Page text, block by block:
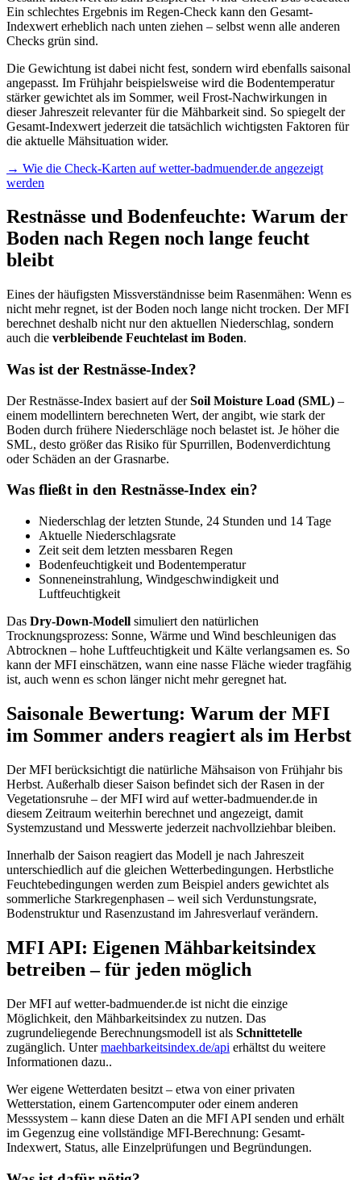
Ein schlechtes Ergebnis im Regen-Check kann den Gesamt-
Indexwert erheblich nach unten ziehen – selbst wenn alle anderen
Checks grün sind.
Die Gewichtung ist dabei nicht fest, sondern wird ebenfalls saisonal
angepasst. Im Frühjahr beispielsweise wird die Bodentemperatur
stärker gewichtet als im Sommer, weil Frost-Nachwirkungen in
dieser Jahreszeit relevanter für die Mähbarkeit sind. So spiegelt der
Gesamt-Indexwert jederzeit die tatsächlich wichtigsten Faktoren für
die aktuelle Mähsituation wider.
→ Wie die Check-Karten auf wetter-badmuender.de angezeigt
werden
Restnässe und Bodenfeuchte: Warum der
Boden nach Regen noch lange feucht
bleibt
Eines der häufigsten Missverständnisse beim Rasenmähen: Wenn es
nicht mehr regnet, ist der Boden noch lange nicht trocken. Der MFI
berechnet deshalb nicht nur den aktuellen Niederschlag, sondern
auch die verbleibende Feuchtelast im Boden.
Was ist der Restnässe-Index?
Der Restnässe-Index basiert auf derSoil Moisture Load (SML) –
einem modellintern berechneten Wert, der angibt, wie stark der
Boden durch frühere Niederschläge noch belastet ist. Je höher die
SML, desto größer das Risiko für Spurrillen, Bodenverdichtung
oder Schäden an der Grasnarbe.
Was fließt in den Restnässe-Index ein?
Niederschlag der letzten Stunde, 24 Stunden und 14 Tage
Aktuelle Niederschlagsrate
Zeit seit dem letzten messbaren Regen
Bodenfeuchtigkeit und Bodentemperatur
Sonneneinstrahlung, Windgeschwindigkeit und
Luftfeuchtigkeit
Das Dry-Down-Modell simuliert den natürlichen
Trocknungsprozess: Sonne, Wärme und Wind beschleunigen das
Abtrocknen – hohe Luftfeuchtigkeit und Kälte verlangsamen es. So
kann der MFI einschätzen, wann eine nasse Fläche wieder tragfähig
ist, auch wenn es schon länger nicht mehr geregnet hat.
Saisonale Bewertung: Warum der MFI
im Sommer anders reagiert als im Herbst
Der MFI berücksichtigt die natürliche Mähsaison von Frühjahr bis
Herbst. Außerhalb dieser Saison befindet sich der Rasen in der
Vegetationsruhe – der MFI wird auf wetter-badmuender.de in
diesem Zeitraum weiterhin berechnet und angezeigt, damit
Systemzustand und Messwerte jederzeit nachvollziehbar bleiben.
Innerhalb der Saison reagiert das Modell je nach Jahreszeit
unterschiedlich auf die gleichen Wetterbedingungen. Herbstliche
Feuchtebedingungen werden zum Beispiel anders gewichtet als
sommerliche Starkregenphasen – weil sich Verdunstungsrate,
Bodenstruktur und Rasenzustand im Jahresverlauf verändern.
MFI API: Eigenen Mähbarkeitsindex
betreiben – für jeden möglich
Der MFI auf wetter-badmuender.de ist nicht die einzige
Möglichkeit, den Mähbarkeitsindex zu nutzen. Das
zugrundeliegende Berechnungsmodell ist als Schnittetelle
zugänglich. Untermaehbarkeitsindex.de/api erhältst du weitere
Informationen dazu..
Wer eigene Wetterdaten besitzt – etwa von einer privaten
Wetterstation, einem Gartencomputer oder einem anderen
Messsystem – kann diese Daten an die MFI API senden und erhält
im Gegenzug eine vollständige MFI-Berechnung: Gesamt-
Indexwert, Status, alle Einzelprüfungen und Begründungen.